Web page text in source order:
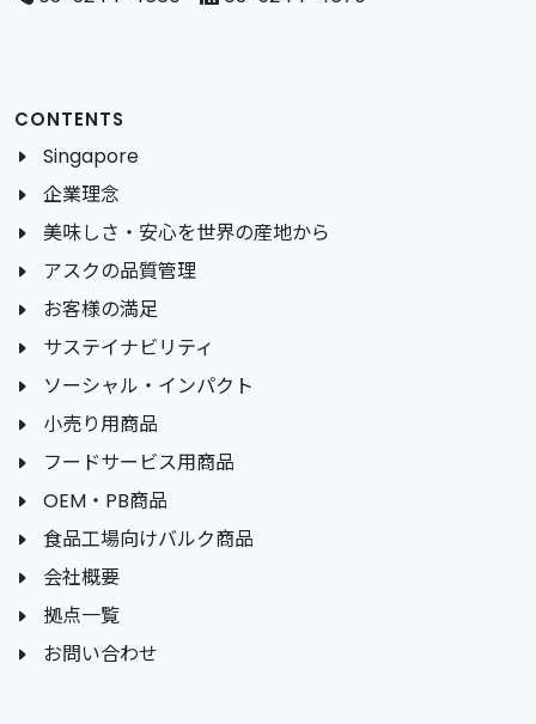
CONTENTS
Singapore
企業理念
美味しさ・安心を世界の産地から
アスクの品質管理
お客様の満足
サステイナビリティ
ソーシャル・インパクト
小売り用商品
フードサービス用商品
OEM・PB商品
食品工場向けバルク商品
会社概要
拠点一覧
お問い合わせ